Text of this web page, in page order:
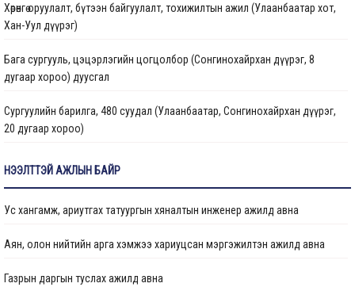
Барилгын ажлын мэдээ
Санхүүжилтийн мэдээлэл
Хөрөнгө оруулалт, бүтээн байгуулалт, тохижилтын ажил (Улаанбаатар хот,
Хан-Уул дүүрэг)
Бага сургууль, цэцэрлэгийн цогцолбор (Сонгинохайрхан дүүрэг, 8
дугаар хороо) дуусгал
Сургуулийн барилга, 480 суудал (Улаанбаатар, Сонгинохайрхан дүүрэг,
20 дугаар хороо)
Цэцэрлэгийн барилга, 150 ор (Улаанбаатар хот, Сонгинохайрхан дүүрэг,
Арьс ширний ажилчдын орон сууцны барилгын их засварын ажил
хороо)
НЭЭЛТТЭЙ АЖЛЫН БАЙР
Ус хангамж, ариутгах татуургын хяналтын инженер ажилд авна
Аян, олон нийтийн арга хэмжээ хариуцсан мэргэжилтэн ажилд авна
Газрын даргын туслах ажилд авна